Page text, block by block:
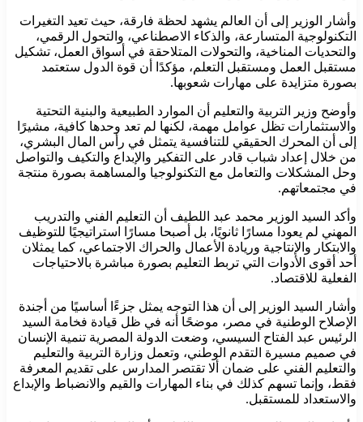
وأشار الوزير إلى أن العالم يشهد لحظة فارقة، حيث تعيد التغيرات
التكنولوجية المتسارعة، والذكاء الاصطناعي، والتحول الرقمي،
والتحديات المناخية، والتحولات المتلاحقة في أسواق العمل، تشكيل
مستقبل العمل ومستقبل التعلم، مؤكدًا أن قوة الدول ستعتمد
بصورة متزايدة على مهارات شعوبها.
وأوضح وزير التربية والتعليم أن الموارد الطبيعية والبنية التحتية
والاستثمارات تظل عوامل مهمة، لكنها لم تعد وحدها كافية، مشيرًا
إلى أن المحرك الحقيقي للتنافسية يتمثل في رأس المال البشري،
من خلال إعداد شباب قادر على التفكير والإبداع والتكيف والتواصل
وحل المشكلات والتعامل مع التكنولوجيا والمساهمة بصورة منتجة
في مجتمعاتهم.
وأكد السيد الوزير محمد عبد اللطيف أن التعليم الفني والتدريب
المهني لم يعودا مسارًا ثانويًا، بل أصبحا مسارًا استراتيجيًا للتوظيف
والابتكار والإنتاجية وريادة الأعمال والحراك الاجتماعي، كما يمثلان
أحد أقوى الأدوات التي تربط التعليم بصورة مباشرة بالاحتياجات
الفعلية للاقتصاد.
وأشار السيد الوزير إلى أن هذا التوجه يمثل جزءًا أساسيًا من أجندة
الإصلاح الوطنية في مصر، موضحًا أنه في ظل قيادة فخامة السيد
الرئيس عبد الفتاح السيسي، وضعت الدولة المصرية تنمية الإنسان
في صميم مسيرة التقدم الوطني، وتعمل وزارة التربية والتعليم
والتعليم الفني على ضمان ألا تقتصر المدارس على تقديم المعرفة
فقط، وإنما تسهم كذلك في بناء المهارات والقيم والانضباط والإبداع
والاستعداد للمستقبل.